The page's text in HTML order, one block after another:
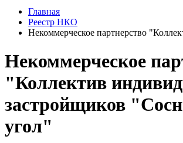
Главная
Реестр НКО
Некоммерческое партнерство
Некоммерческое
"Коллектив
застройщиков
угол"